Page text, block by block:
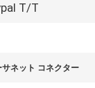
T/T
サネット コネクター